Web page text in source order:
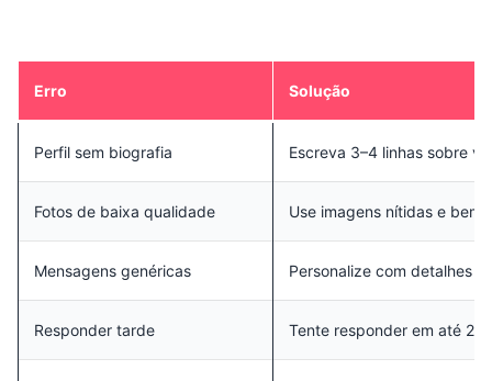
Erro Solução
Perfil sem biografia Escreva 3–4 linhas sobre
Fotos de baixa qualidade Use imagens nítidas e bem
Mensagens genéricas Personalize com detalhes
Responder tarde Tente responder em até 24